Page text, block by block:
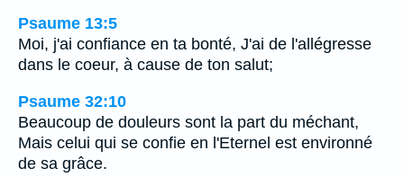
Psaume 13:5
Moi, j'ai confiance en ta bonté, J'ai de l'allégresse
dans le coeur, à cause de ton salut;
Psaume 32:10
Beaucoup de douleurs sont la part du méchant,
Mais celui qui se confie en l'Eternel est environné
de sa grâce.